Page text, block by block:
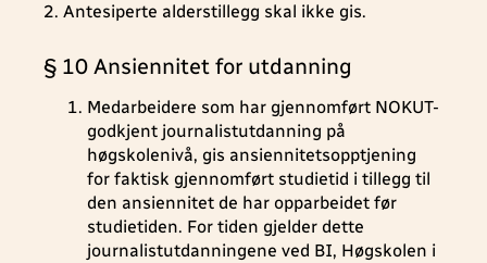
2. Antesiperte alderstillegg skal ikke gis.
§ 10 Ansiennitet for utdanning
Medarbeidere som har gjennomført NOKUT-
godkjent journalistutdanning på
høgskolenivå, gis ansiennitetsopptjening
for faktisk gjennomført studietid i tillegg til
den ansiennitet de har opparbeidet før
studietiden. For tiden gjelder dette
journalistutdanningene ved BI, Høgskolen i